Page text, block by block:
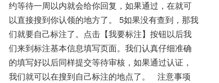
约等待一周以内就会给你回复，如果通过，在就可
以直接搜到你认领的地方了。 5如果没有查到，那我
们就要自己标注了。点击【我要标注】按钮以后我
们来到标注基本信息填写页面。我们认真仔细准确
的填写好以后同样提交等待审核，如果通过认证，
我们就可以在搜到自己标注的地点了。 注意事项